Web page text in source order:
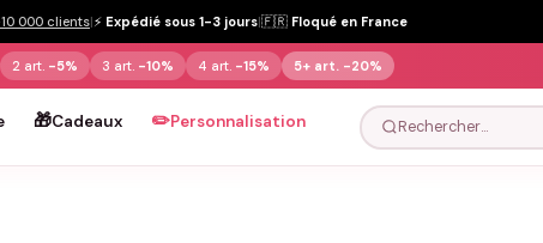
000 clients|⚡ Expédié sous 1-3 jours|🇫🇷 Floqué en France
2 art. -5% 3 art. -10% 4 art. -15% 5+ art. -20%
🎁Cadeaux ✏️Personnalisation Rechercher…